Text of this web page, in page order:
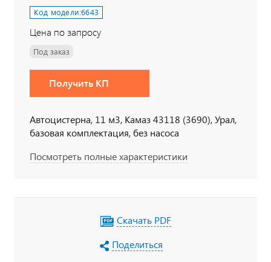
Код модели:6643
Цена по запросу
Под заказ
Получить КП
Автоцистерна, 11 м3, Камаз 43118 (3690), Урал,
базовая комплектация, без насоса
Посмотреть полные характеристики
Скачать PDF
Поделиться